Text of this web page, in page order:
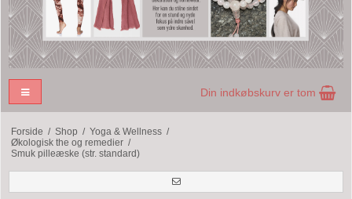
Din indkøbskurv er tom
Forside / Shop / Yoga & Wellness /
Økologisk the og remedier /
Smuk pilleæske (str. standard)